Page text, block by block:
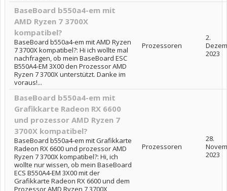
BaseBoard b550a4-em mit
AMD Ryzen 7 3700X
kompatibel?
BaseBoard b550a4-em mit AMD Ryzen
7 3700X kompatibel?: Hi ich wollte mal
nachfragen, ob mein BaseBoard ESC
B550A4-EM 3X00 den Prozessor AMD
Ryzen 7 3700X unterstützt. Danke im
voraus!...
Prozessoren
2.
2023
BaseBoard b550a4-em mit
Grafikkarte Radeon RX 6600
und prozessor AMD Ryzen 7
3700X kompatibel?
BaseBoard b550a4-em mit Grafikkarte
Radeon RX 6600 und prozessor AMD
Ryzen 7 3700X kompatibel?: Hi, ich
wollte nur wissen, ob mein BaseBoard
ECS B550A4-EM 3X00 mit der
Grafikkarte Radeon RX 6600 und dem
Prozessor AMD Ryzen 7 3700X
Prozessoren
28.
2023